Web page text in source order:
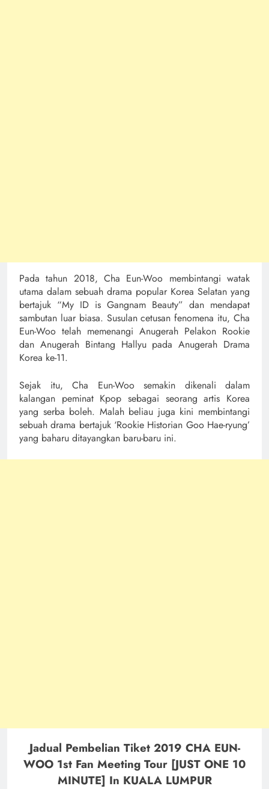
Pada tahun 2018, Cha Eun-Woo membintangi watak
utama dalam sebuah drama popular Korea Selatan yang
bertajuk “My ID is Gangnam Beauty” dan mendapat
sambutan luar biasa. Susulan cetusan fenomena itu, Cha
Eun-Woo telah memenangi Anugerah Pelakon Rookie
dan Anugerah Bintang Hallyu pada Anugerah Drama
Korea ke-11.
Sejak itu, Cha Eun-Woo semakin dikenali dalam
kalangan peminat Kpop sebagai seorang artis Korea
yang serba boleh. Malah beliau juga kini membintangi
sebuah drama bertajuk ‘Rookie Historian Goo Hae-ryung’
yang baharu ditayangkan baru-baru ini.
Jadual Pembelian Tiket 2019 CHA EUN-
WOO 1st Fan Meeting Tour [JUST ONE 10
MINUTE] In KUALA LUMPUR